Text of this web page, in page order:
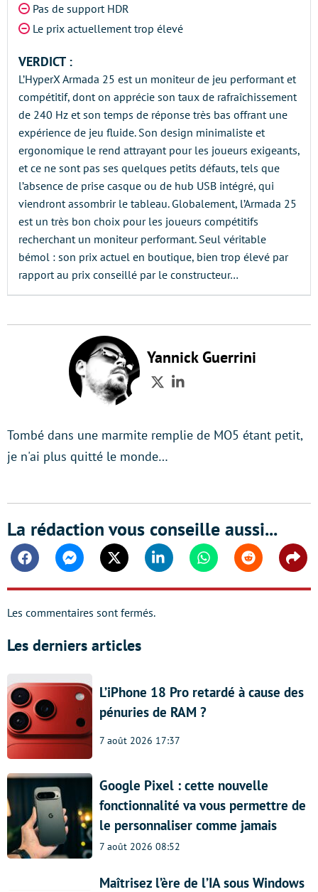
Pas de support HDR
Le prix actuellement trop élevé
VERDICT :
L’HyperX Armada 25 est un moniteur de jeu performant et
compétitif, dont on apprécie son taux de rafraîchissement
de 240 Hz et son temps de réponse très bas offrant une
expérience de jeu fluide. Son design minimaliste et
ergonomique le rend attrayant pour les joueurs exigeants,
et ce ne sont pas ses quelques petits défauts, tels que
l’absence de prise casque ou de hub USB intégré, qui
viendront assombrir le tableau. Globalement, l’Armada 25
est un très bon choix pour les joueurs compétitifs
recherchant un moniteur performant. Seul véritable
bémol : son prix actuel en boutique, bien trop élevé par
rapport au prix conseillé par le constructeur…
Yannick Guerrini
TwitterLinkedIn
Tombé dans une marmite remplie de MO5 étant petit,
je n'ai plus quitté le monde…
La rédaction vous conseille aussi...
FacebookMessengerTwitter Linkedin WhatsappReddit
Les commentaires sont fermés.
Les derniers articles
L’iPhone 18 Pro retardé à cause des
pénuries de RAM ?
7 août 2026 17:37
Google Pixel : cette nouvelle
fonctionnalité va vous permettre de
le personnaliser comme jamais
7 août 2026 08:52
Maîtrisez l’ère de l’IA sous Windows